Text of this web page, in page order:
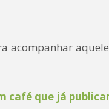
acompanhar aquele
café que já